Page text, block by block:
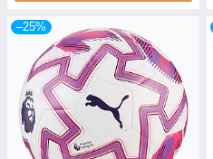
–25%